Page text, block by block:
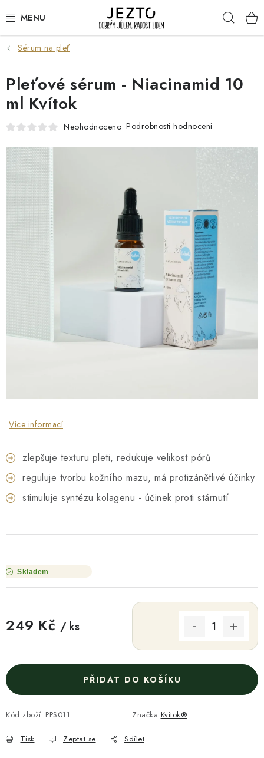
na
DÁRKOVÉ SADY
TRVANLIVÉ
DROGERIE A KOSMETIKA
SPORT A ZDRAVÍ
RELAX A REGENERACE
KERAMIKA
FIREMNÍ DÁRKY
KONTAKTY
DOPRAVA A PLATBA
Sérum na pleť
Více informací
zlepšuje texturu pleti, redukuje velikost pórů
reguluje tvorbu kožního mazu, má protizánětlivé účinky
stimuluje syntézu kolagenu - účinek proti stárnutí
Skladem
249 Kč / ks
PŘIDAT DO KOŠÍKU
Kód zboží: PPS011 Značka:Kvitok®
Tisk Zeptat se Sdílet
Pleťové sérum - Niacinamid 10
ml Kvítok
Neohodnoceno Podrobnosti hodnocení